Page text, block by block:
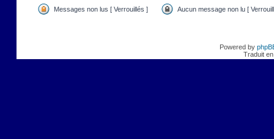
Messages non lus [ Verrouillés ] Aucun message non lu [
Powered by
Traduit